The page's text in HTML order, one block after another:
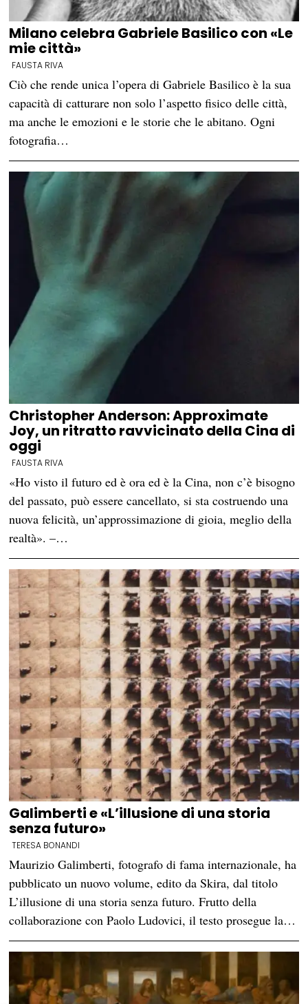
Milano celebra Gabriele Basilico con «Le
mie città»
FAUSTA RIVA
Ciò che rende unica l’opera di Gabriele Basilico è la sua
capacità di catturare non solo l’aspetto fisico delle città,
ma anche le emozioni e le storie che le abitano. Ogni
fotografia…
Christopher Anderson: Approximate
Joy, un ritratto ravvicinato della Cina di
oggi
FAUSTA RIVA
«Ho visto il futuro ed è ora ed è la Cina, non c’è bisogno
del passato, può essere cancellato, si sta costruendo una
nuova felicità, un’approssimazione di gioia, meglio della
realtà». –…
Galimberti e «L’illusione di una storia
senza futuro»
TERESA BONANDI
Maurizio Galimberti, fotografo di fama internazionale, ha
pubblicato un nuovo volume, edito da Skira, dal titolo
L’illusione di una storia senza futuro. Frutto della
collaborazione con Paolo Ludovici, il testo prosegue la…